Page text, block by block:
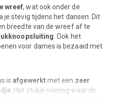
wreef, wat ook onder de
je stevig tijdens het dansen. Dit
breedte van de wreef af te
. Ook het
voor dames is bezaaid met
isafgewerktmet een zeer
. Het stukje voering waar de